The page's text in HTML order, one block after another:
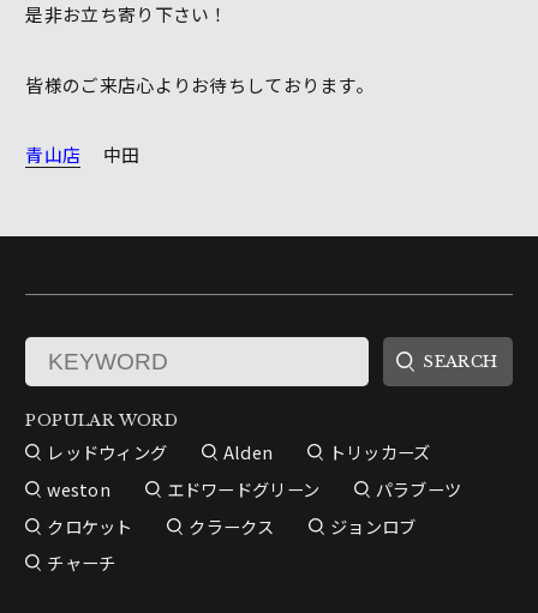
是非お立ち寄り下さい！
皆様のご来店心よりお待ちしております。
青山店 中田
POPULAR WORD
レッドウィング Alden
トリッカーズ
weston
エドワードグリーン
パラブーツ
クロケット
クラークス
ジョンロブ
チャーチ